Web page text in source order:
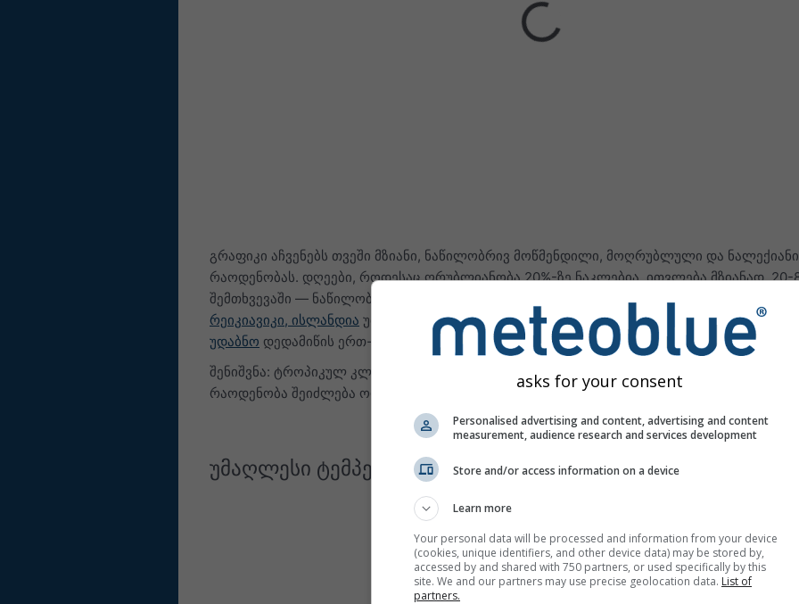
გრაფიკი აჩვენებს თვეში მზიანი, ნაწილობრივ მოწმენდილი, მოღრუბლული და
რაოდენობას. დღეები, როდესაც ღრუბლიანობა 20%-ზე ნაკლებია, ითვლება მზიანად, 20-
შემთხვევაში — ნაწილობრივ მოწმენდილად, ხოლო 80%-ზე მეტი — მოღრუბლულად.
რეიკიავიკი, ისლანდია უმეტესად მოღრუბლული ამინდებით გამოირჩევა,სოსუსფლეი,
უდაბნო დედამიწის ერთ-ერთი ყველაზე მზიანი ადგილია.
შენიშვნა: ტროპიკულ კლიმატში, მაგალითად მალაიზიასა და ინდონეზიაში, ნალექიანი
რაოდენობა შეიძლება ორჯერ იყოს გადაჭარბებული.
უმაღლესი ტემპერატურები
asks for your consent
Personalised advertising and content, advertising and content
measurement, audience research and services development
Store and/or access information on a device
Learn more
Your personal data will be processed and information from your device
(cookies, unique identifiers, and other device data) may be stored by,
accessed by and shared with 750 partners, or used specifically by this
site. We and our partners may use precise geolocation data. List of
partners.